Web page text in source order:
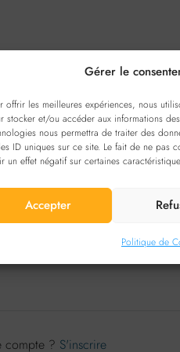
Gérer le
offrir les meilleures expériences, nous
stocker et/ou accéder aux informations
nous permettra de traiter des
ID uniques sur ce site. Le fait de ne pas
un effet négatif sur certaines
Accepter
Politique de
(0)
Trier par: Commande par
compte ? S'inscrire